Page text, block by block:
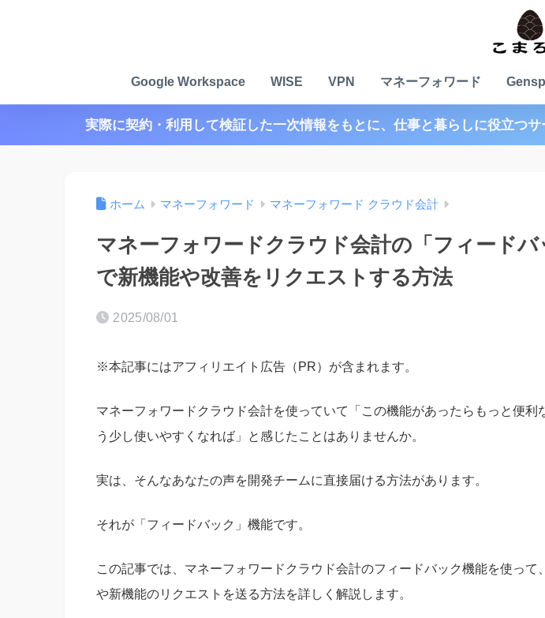
Google Workspace WISE VPN マネーフォワード
実際に契約・利用して検証した一次情報をもとに、仕事と暮らしに役立つ
ホーム マネーフォワード マネーフォワード クラウド会計
マネーフォワードクラウド会計の「フィードバ
で新機能や改善をリクエストする方法
2025/08/01
※本記事にはアフィリエイト広告（PR）が含まれます。
マネーフォワードクラウド会計を使っていて「この機能があったらもっと便利
う少し使いやすくなれば」と感じたことはありませんか。
実は、そんなあなたの声を開発チームに直接届ける方法があります。
それが「フィードバック」機能です。
この記事では、マネーフォワードクラウド会計のフィードバック機能を使って
や新機能のリクエストを送る方法を詳しく解説します。